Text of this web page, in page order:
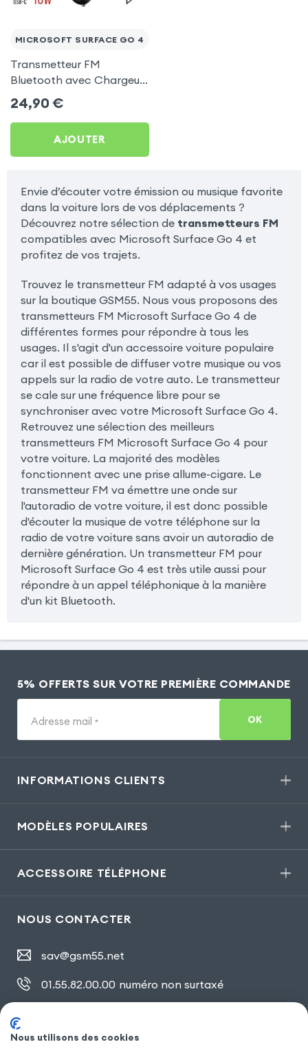
MICROSOFT SURFACE GO 4
Transmetteur FM
Bluetooth avec Chargeur
Allume Cigare USB / USB-
C, C2 - Noir pour
Microsoft Surface Go 4
24,90 €
AJOUTER
Envie d’écouter votre émission ou musique favorite
dans la voiture lors de vos déplacements ?
Découvrez notre sélection de transmetteurs FM
compatibles avec Microsoft Surface Go 4 et
profitez de vos trajets.
Trouvez le transmetteur FM adapté à vos usages
sur la boutique GSM55. Nous vous proposons des
transmetteurs FM Microsoft Surface Go 4 de
différentes formes pour répondre à tous les
usages. Il s'agit d'un accessoire voiture populaire
car il est possible de diffuser votre musique ou vos
appels sur la radio de votre auto. Le transmetteur
se cale sur une fréquence libre pour se
synchroniser avec votre Microsoft Surface Go 4.
Retrouvez une sélection des meilleurs
transmetteurs FM Microsoft Surface Go 4 pour
votre voiture. La majorité des modèles
fonctionnent avec une prise allume-cigare. Le
transmetteur FM va émettre une onde sur
l'autoradio de votre voiture, il est donc possible
d'écouter la musique de votre téléphone sur la
radio de votre voiture sans avoir un autoradio de
dernière génération. Un transmetteur FM pour
Microsoft Surface Go 4 est très utile aussi pour
répondre à un appel téléphonique à la manière
d'un kit Bluetooth.
5% OFFERTS SUR VOTRE PREMIÈRE COMMANDE
Adresse mail * OK
INFORMATIONS CLIENTS
MODÈLES POPULAIRES
ACCESSOIRE TÉLÉPHONE
NOUS CONTACTER
sav@gsm55.net
01.55.82.00.00 numéro non surtaxé
Nous utilisons des cookies